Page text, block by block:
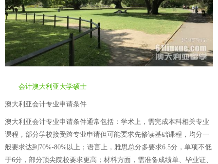
会计澳大利亚大学硕士
澳大利亚会计专业申请条件
澳大利亚会计专业申请条件通常包括：学术上，需完成本科相关专业
课程，部分学校接受跨专业申请但可能要求先修读基础课程，均分一
般要求达到70%-80%以上；语言上，雅思总分多要求6.5分，单项不低
于6分，部分顶尖院校要求更高；材料方面，需准备成绩单、毕业证、